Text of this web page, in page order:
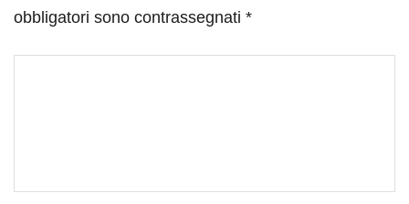
obbligatori sono contrassegnati *